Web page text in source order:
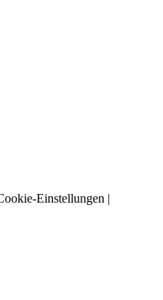
Einstellungen |